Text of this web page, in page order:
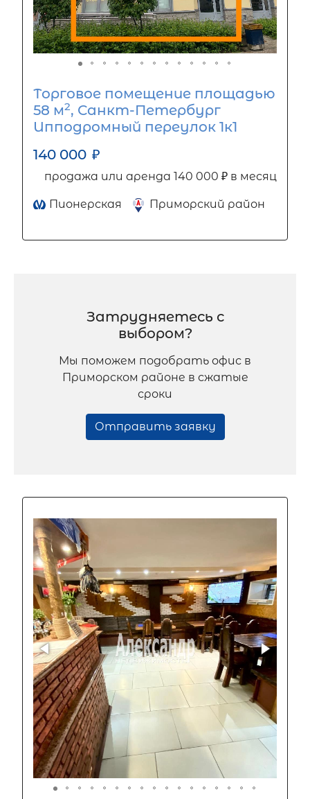
Торговое помещение площадью
58 м2, Санкт-Петербург
Ипподромный переулок 1к1
140 000 ₽
продажа или аренда 140 000 ₽ в месяц
Пионерская Приморский район
Затрудняетесь с
выбором?
Мы поможем подобрать офис в
Приморском районе в сжатые
сроки
Отправить заявку